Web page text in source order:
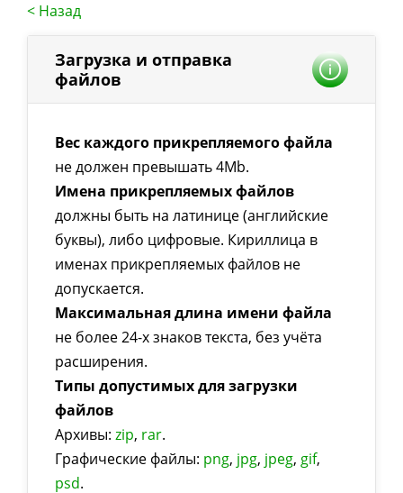
< Назад
Загрузка и отправка
файлов
Вес каждого прикрепляемого файла
не должен превышать 4Mb.
Имена прикрепляемых файлов
должны быть на латинице (английские
буквы), либо цифровые. Кириллица в
именах прикрепляемых файлов не
допускается.
Максимальная длина имени файла
не более 24-х знаков текста, без учёта
расширения.
Типы допустимых для загрузки
файлов
Архивы: zip, rar.
Графические файлы: png, jpg, jpeg, gif,
psd.